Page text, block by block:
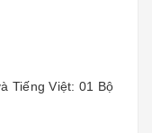
Tiếng Việt: 01 Bộ